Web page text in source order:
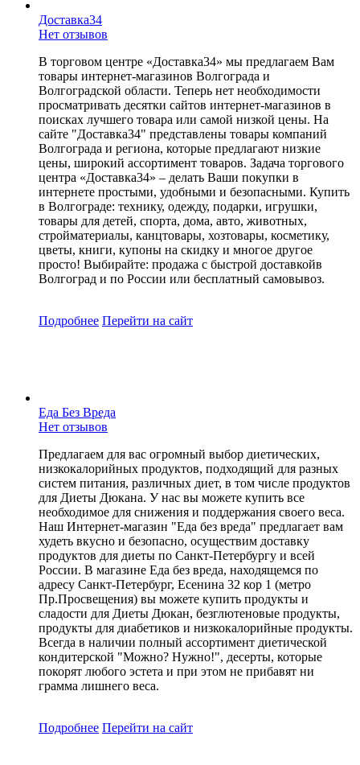
Доставка34
Нет отзывов
В торговом центре «Доставка34» мы предлагаем Вам
товары интернет-магазинов Волгограда и
Волгоградской области. Теперь нет необходимости
просматривать десятки сайтов интернет-магазинов в
поисках лучшего товара или самой низкой цены. На
сайте "Доставка34" представлены товары компаний
Волгограда и региона, которые предлагают низкие
цены, широкий ассортимент товаров. Задача торгового
центра «Доставка34» – делать Ваши покупки в
интернете простыми, удобными и безопасными. Купить
в Волгограде: технику, одежду, подарки, игрушки,
товары для детей, спорта, дома, авто, животных,
стройматериалы, канцтовары, хозтовары, косметику,
цветы, книги, купоны на скидку и многое другое
просто! Выбирайте: продажа с быстрой доставкойв
Волгоград и по России или бесплатный самовывоз.
Подробнее Перейти на сайт
Еда Без Вреда
Нет отзывов
Предлагаем для вас огромный выбор диетических,
низкокалорийных продуктов, подходящий для разных
систем питания, различных диет, в том числе продуктов
для Диеты Дюкана. У нас вы можете купить все
необходимое для снижения и поддержания своего веса.
Наш Интернет-магазин "Еда без вреда" предлагает вам
худеть вкусно и безопасно, осуществим доставку
продуктов для диеты по Санкт-Петербургу и всей
России. В магазине Еда без вреда, находящемся по
адресу Санкт-Петербург, Есенина 32 кор 1 (метро
Пр.Просвещения) вы можете купить продукты и
сладости для Диеты Дюкан, безглютеновые продукты,
продукты для диабетиков и низкокалорийные продукты.
Всегда в наличии полный ассортимент диетической
кондитерской "Можно? Нужно!", десерты, которые
покорят любого эстета и при этом не прибавят ни
грамма лишнего веса.
Подробнее Перейти на сайт